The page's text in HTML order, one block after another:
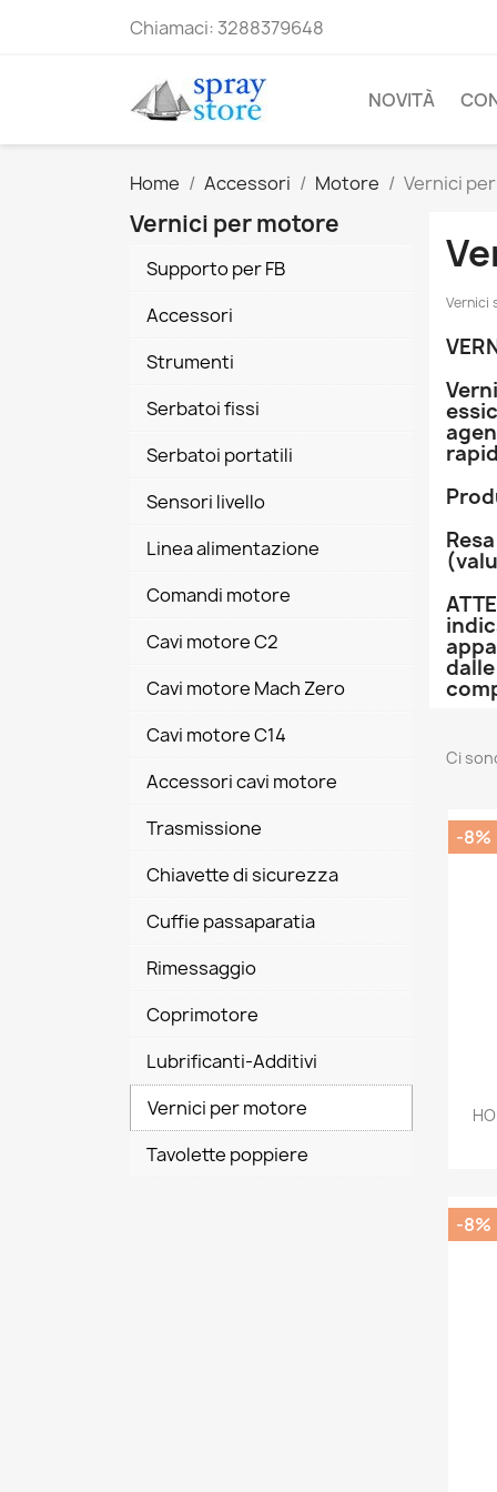
Chiamaci: 3288379648
NOVITÀ
Home Accessori Motore Vernici
Vernici per motore
Supporto per FB
Accessori
Strumenti
Serbatoi fissi
Serbatoi portatili
Sensori livello
Linea alimentazione
Comandi motore
Cavi motore C2
Cavi motore Mach Zero
Cavi motore C14
Accessori cavi motore
Trasmissione
Chiavette di sicurezza
Cuffie passaparatia
Rimessaggio
Coprimotore
Lubrificanti-Additivi
Vernici per motore
Tavolette poppiere
Vernici
Ci
-8%
-8%